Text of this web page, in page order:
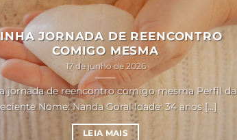
JORNADA DE REENCONTRO
COMIGO MESMA
17 de junho de 2026
jornada de reencontro comigo mesma Perfil da
Nome: Nanda Goral Idade: 34 anos [...]
LEIA MAIS